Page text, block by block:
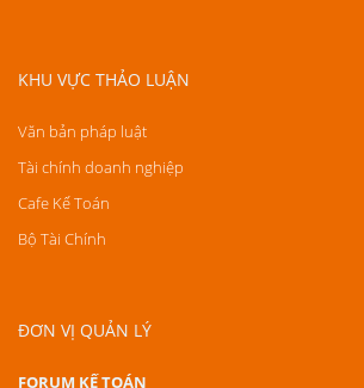
KHU VỰC THẢO LUẬN
Văn bản pháp luật
Tài chính doanh nghiệp
Cafe Kế Toán
Bộ Tài Chính
ĐƠN VỊ QUẢN LÝ
FORUM KẾ TOÁN